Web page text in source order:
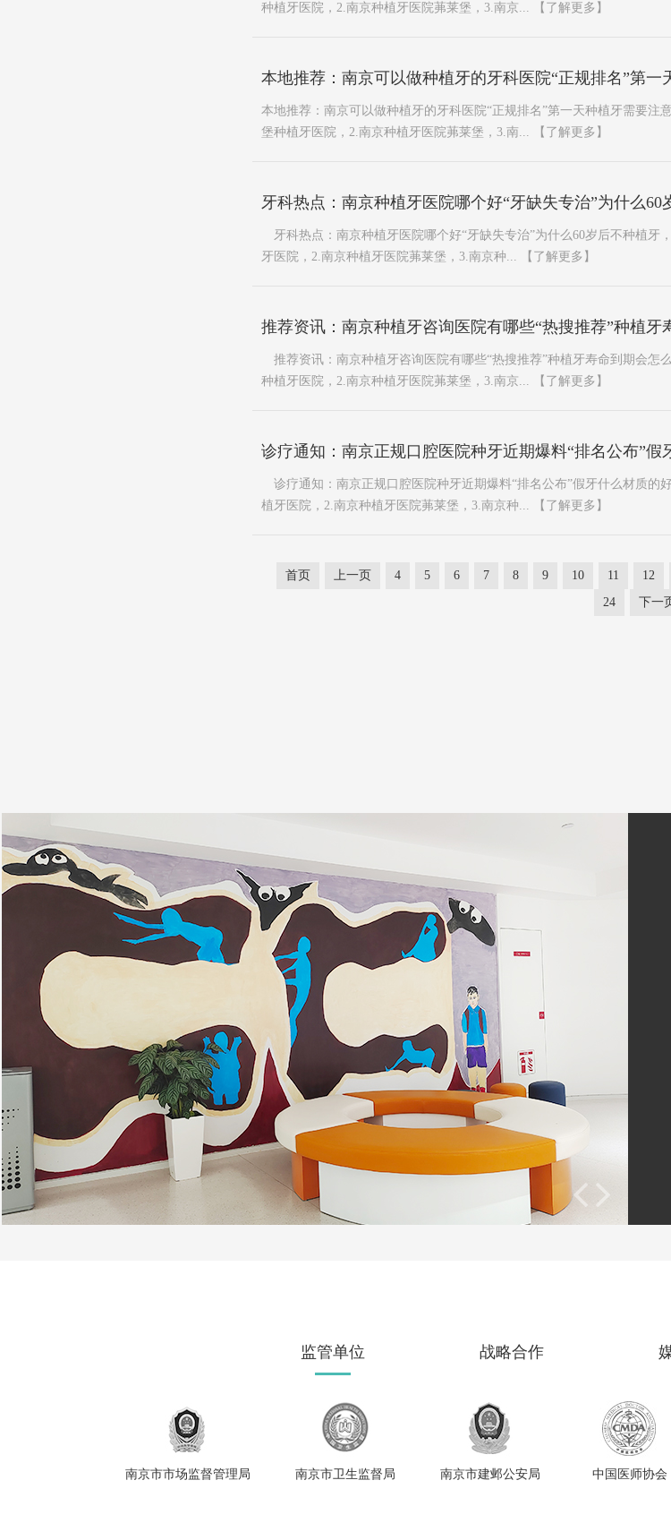
种植牙医院，2.南京种植牙医院茀莱堡，3.南京...
【了解更多】
本地推荐：南京可以做种植牙的牙科医院“正规排名”第一
本地推荐：南京可以做种植牙的牙科医院“正规排名”第一天种植牙需要注
堡种植牙医院，2.南京种植牙医院茀莱堡，3.南...
【了解更多】
牙科热点：南京种植牙医院哪个好“牙缺失专治”为什么60
牙科热点：南京种植牙医院哪个好“牙缺失专治”为什么60岁后不种植牙
牙医院，2.南京种植牙医院茀莱堡，3.南京种...
【了解更多】
推荐资讯：南京种植牙咨询医院有哪些“热搜推荐”种植牙
推荐资讯：南京种植牙咨询医院有哪些“热搜推荐”种植牙寿命到期会怎
种植牙医院，2.南京种植牙医院茀莱堡，3.南京...
【了解更多】
诊疗通知：南京正规口腔医院种牙近期爆料“排名公布”假
诊疗通知：南京正规口腔医院种牙近期爆料“排名公布”假牙什么材质的
植牙医院，2.南京种植牙医院茀莱堡，3.南京种...
【了解更多】
首页 上一页 4 5 6 7 8 9 10 11 12
24
下一
监管单位 战略合作
南京市市场监督管理局 南京市卫生监督局 南京市建邺公安局 中国医师协会